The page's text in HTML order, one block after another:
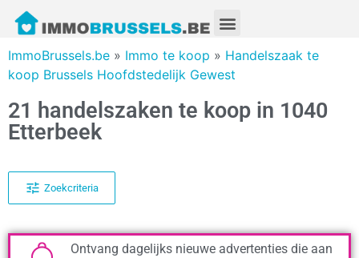
ImmoBrussels.be » Immo te koop » Handelszaak te
koop Brussels Hoofdstedelijk Gewest
21 handelszaken te koop in 1040
Etterbeek
Zoekcriteria
Ontvang dagelijks nieuwe advertenties die aan